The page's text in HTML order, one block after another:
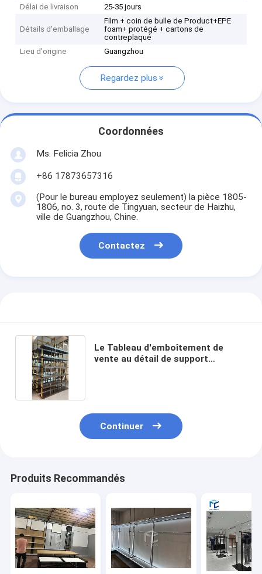
Délai de livraison 25-35 jours
Détails d'emballage
Film + coin de bulle de Product+EPE
foam+ protégé + cartons de
contreplaqué
Lieu d'origine
Guangzhou
Regardez plus
Coordonnées
Ms. Felicia Zhou
+86 17873657316
(Pour le bureau employez seulement) la pièce 1805-
1806, no. 3, route de Tingyuan, secteur de Haizhu,
ville de Guangzhou, Chine.
Contactez
Le Tableau d'emboîtement de
vente au détail de support
Continuer
Produits Recommandés